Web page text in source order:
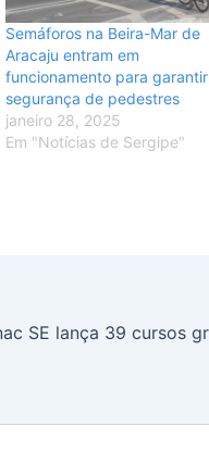
Semáforos na Beira-Mar de
Aracaju entram em
funcionamento para garantir
segurança de pedestres
janeiro 28, 2025
Em "Notícias de Sergipe"